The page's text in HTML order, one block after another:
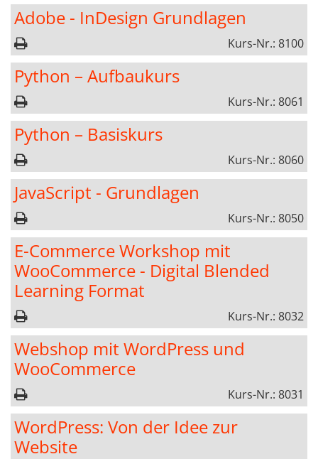
Adobe - InDesign Grundlagen
Kurs-Nr.: 8100
Python – Aufbaukurs
Kurs-Nr.: 8061
Python – Basiskurs
Kurs-Nr.: 8060
JavaScript - Grundlagen
Kurs-Nr.: 8050
E-Commerce Workshop mit
WooCommerce - Digital Blended
Learning Format
Kurs-Nr.: 8032
Webshop mit WordPress und
WooCommerce
Kurs-Nr.: 8031
WordPress: Von der Idee zur
Website